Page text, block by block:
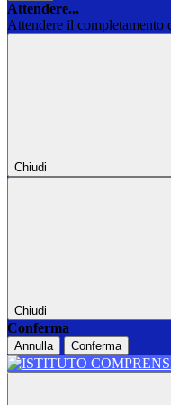
Attendere...
Attendere il completamento
Chiudi
Chiudi
Conferma
Annulla Conferma